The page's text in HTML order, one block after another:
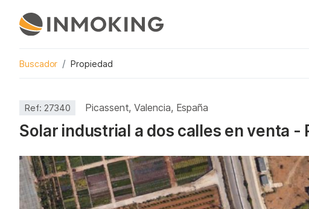
Buscador Propiedad
Ref: 27340 Picassent, Valencia, España
Solar industrial a dos calles en venta -